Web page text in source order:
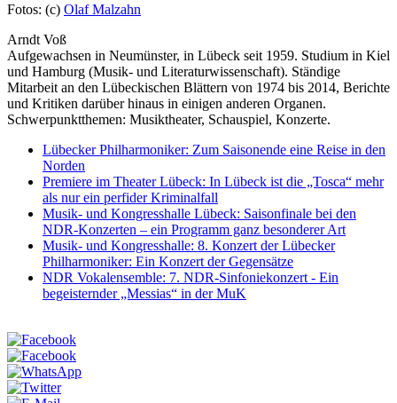
Fotos: (c) Olaf Malzahn
Arndt Voß
Aufgewachsen in Neumünster, in Lübeck seit 1959. Studium in Kiel
und Hamburg (Musik- und Literaturwissenschaft). Ständige
Mitarbeit an den Lübeckischen Blättern von 1974 bis 2014, Berichte
und Kritiken darüber hinaus in einigen anderen Organen.
Schwerpunktthemen: Musiktheater, Schauspiel, Konzerte.
Lübecker Philharmoniker: Zum Saisonende eine Reise in den
Norden
Premiere im Theater Lübeck: In Lübeck ist die „Tosca“ mehr
als nur ein perfider Kriminalfall
Musik- und Kongresshalle Lübeck: Saisonfinale bei den
NDR-Konzerten – ein Programm ganz besonderer Art
Musik- und Kongresshalle: 8. Konzert der Lübecker
Philharmoniker: Ein Konzert der Gegensätze
NDR Vokalensemble: 7. NDR-Sinfoniekonzert - Ein
begeisternder „Messias“ in der MuK